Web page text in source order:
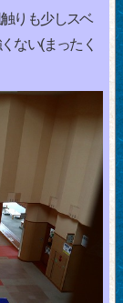
りも少しスベ
ない(まったく